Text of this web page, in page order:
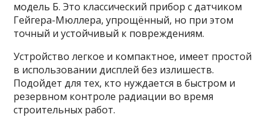
модель Б. Это классический прибор с датчиком
Гейгера-Мюллера, упрощённый, но при этом
точный и устойчивый к повреждениям.
Устройство легкое и компактное, имеет простой
в использовании дисплей без излишеств.
Подойдет для тех, кто нуждается в быстром и
резервном контроле радиации во время
строительных работ.